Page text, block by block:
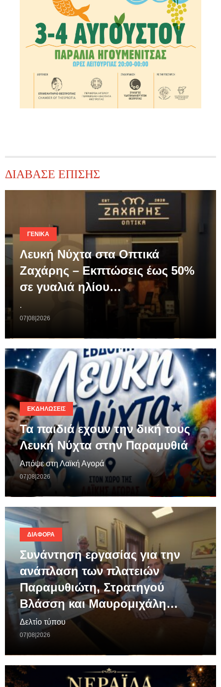
ΔΙΑΒΑΣΕ ΕΠΙΣΗΣ
ΓΕΝΙΚΆ
Λευκή Νύχτα στα Οπτικά
Ζαχάρης – Εκπτώσεις έως 50%
σε γυαλιά ηλίου…
.
07|08|2026
ΕΚΔΗΛΏΣΕΙΣ
Τα παιδιά εχουν την δική τους
Λευκή Νύχτα στην Παραμυθιά
Απόψε στη Λαϊκή Αγορά
07|08|2026
ΔΙΆΦΟΡΑ
Συνάντηση εργασίας για την
ανάπλαση των πλατειών
Παραμυθιώτη, Στρατηγού
Βλάσση και Μαυρομιχάλη…
Δελτίο τύπου
07|08|2026